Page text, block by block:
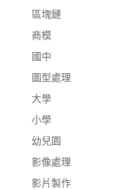
區塊鏈
商模
國中
圖型處理
大學
小學
幼兒園
影像處理
影片製作